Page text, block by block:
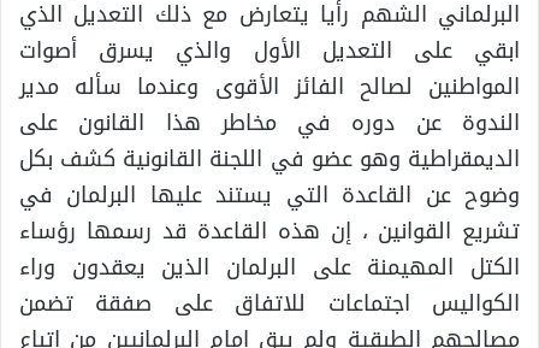
البرلماني الشهم رأيا يتعارض مع ذلك التعديل الذي
ابقي على التعديل الأول والذي يسرق أصوات
المواطنين لصالح الفائز الأقوى وعندما سأله مدير
الندوة عن دوره في مخاطر هذا القانون على
الديمقراطية وهو عضو في اللجنة القانونية كشف بكل
وضوح عن القاعدة التي يستند عليها البرلمان في
تشريع القوانين ، إن هذه القاعدة قد رسمها رؤساء
الكتل المهيمنة على البرلمان الذين يعقدون وراء
الكواليس اجتماعات للاتفاق على صفقة تضمن
مصالحهم الطبقية ولم يبق إمام البرلمانيين من إتباع